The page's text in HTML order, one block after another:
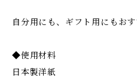
自分用にも、ギフト用にもおす
◆使用材料
日本製洋紙